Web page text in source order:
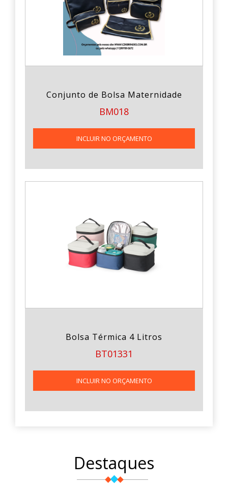
Conjunto de Bolsa Maternidade
BM018
INCLUIR NO ORÇAMENTO
Bolsa Térmica 4 Litros
BT01331
INCLUIR NO ORÇAMENTO
Destaques